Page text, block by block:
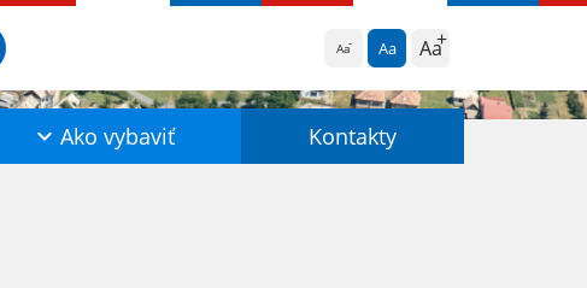
Aa Aa Aa
Ako vybaviť Kontakty